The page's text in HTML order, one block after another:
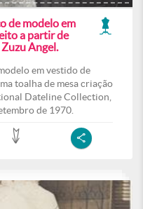
de modelo em
a partir de
Angel.
em vestido de
toalha de mesa criação
Dateline Collection,
de 1970.